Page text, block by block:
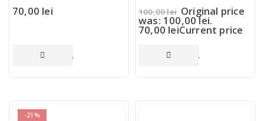
70,00 lei
ADAUGĂ ÎN COȘ
100,00lei Original price
was: 100,00 lei.
70,00 leiCurrent price
is: 70,00 lei.
ADAUGĂ ÎN COȘ
-21%